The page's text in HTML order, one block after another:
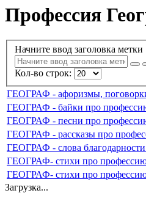
Профессия
Начните ввод заголовка метки
Кол-во строк:
ГЕОГРАФ - афоризмы,
ГЕОГРАФ - байки про
ГЕОГРАФ - песни про
ГЕОГРАФ - рассказы про
ГЕОГРАФ - слова
ГЕОГРАФ- стихи про
ГЕОГРАФ- стихи про
Загрузка...